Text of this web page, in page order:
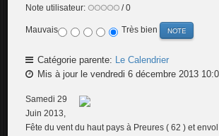
Note utilisateur: / 0
Mauvais Très bien
Catégorie parente: Le Calendrier
Mis à jour le vendredi 6 décembre 2013
Samedi 29
Juin 2013,
Fête du vent du haut pays à Preures ( 62 ) et